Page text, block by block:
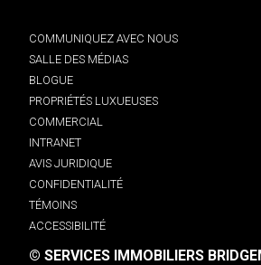
COMMUNIQUEZ AVEC NOUS
SALLE DES MÉDIAS
BLOGUE
PROPRIÉTÉS LUXUEUSES
COMMERCIAL
INTRANET
AVIS JURIDIQUE
CONFIDENTIALITÉ
TÉMOINS
ACCESSIBILITÉ
© SERVICES IMMOBILIERS